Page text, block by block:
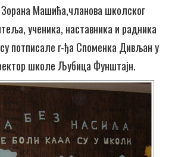
Машића,чланова школског
ученика, наставника и радника
потписале г-ђа Споменка Дивљан у
школе Љубица Фунштајн.